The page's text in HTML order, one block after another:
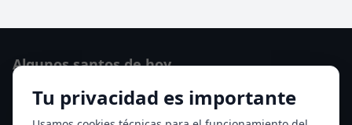
Tu privacidad es importante
Algunos santos de hoy
San Osvaldo de Maserfield